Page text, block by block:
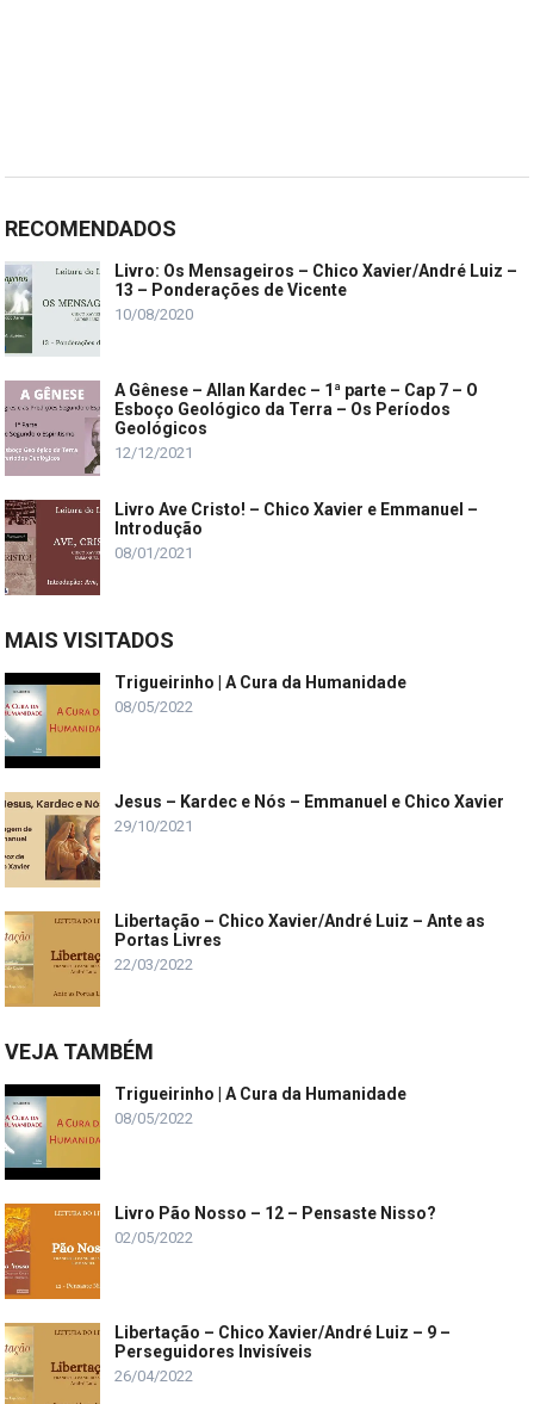
RECOMENDADOS
Livro: Os Mensageiros – Chico Xavier/André Luiz –
13 – Ponderações de Vicente
10/08/2020
A Gênese – Allan Kardec – 1ª parte – Cap 7 – O
Esboço Geológico da Terra – Os Períodos
Geológicos
12/12/2021
Livro Ave Cristo! – Chico Xavier e Emmanuel –
Introdução
08/01/2021
MAIS VISITADOS
Trigueirinho | A Cura da Humanidade
08/05/2022
Jesus – Kardec e Nós – Emmanuel e Chico Xavier
29/10/2021
Libertação – Chico Xavier/André Luiz – Ante as
Portas Livres
22/03/2022
VEJA TAMBÉM
Trigueirinho | A Cura da Humanidade
08/05/2022
Livro Pão Nosso – 12 – Pensaste Nisso?
02/05/2022
Libertação – Chico Xavier/André Luiz – 9 –
Perseguidores Invisíveis
26/04/2022